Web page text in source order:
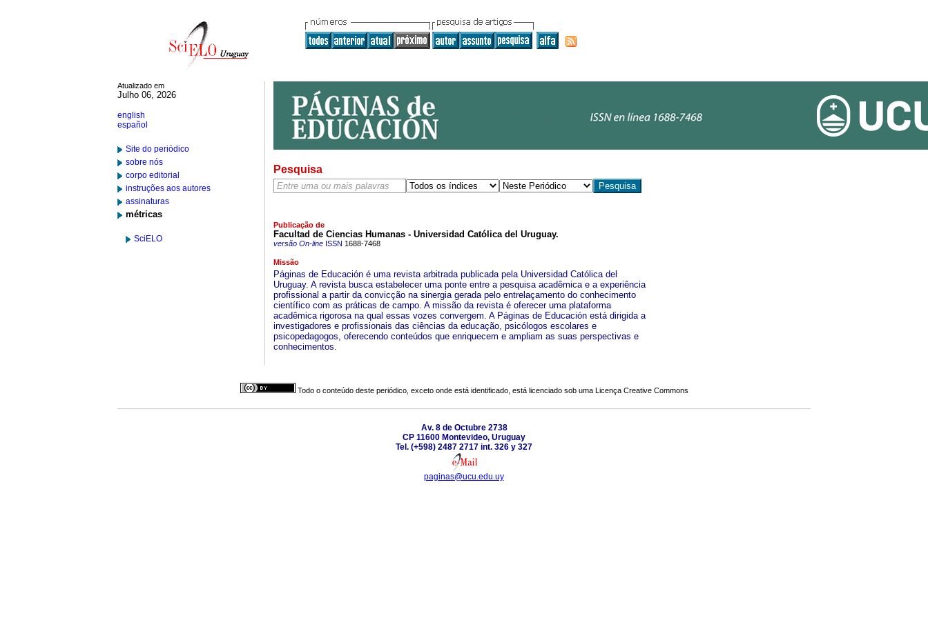
Atualizado em
Julho 06, 2026
english
español
Site do periódico
sobre nós
corpo editorial
instruções aos autores
assinaturas
métricas
SciELO
Pesquisa
Publicação de
Facultad de Ciencias Humanas - Universidad Católica del Uruguay.
versão On-lineISSN 1688-7468
Missão
Páginas de Educación é uma revista arbitrada publicada pela Universidad Católica del
Uruguay. A revista busca estabelecer uma ponte entre a pesquisa acadêmica e a experiência
profissional a partir da convicção na sinergia gerada pelo entrelaçamento do conhecimento
científico com as práticas de campo. A missão da revista é oferecer uma plataforma
acadêmica rigorosa na qual essas vozes convergem. A Páginas de Educación está dirigida a
investigadores e profissionais das ciências da educação, psicólogos escolares e
psicopedagogos, oferecendo conteúdos que enriquecem e ampliam as suas perspectivas e
conhecimentos.
Todo o conteúdo deste periódico, exceto onde está identificado, está licenciado sob uma Licença Creative Commons
Av. 8 de Octubre 2738
CP 11600 Montevideo, Uruguay
Tel. (+598) 2487 2717 int. 326 y 327
paginas@ucu.edu.uy